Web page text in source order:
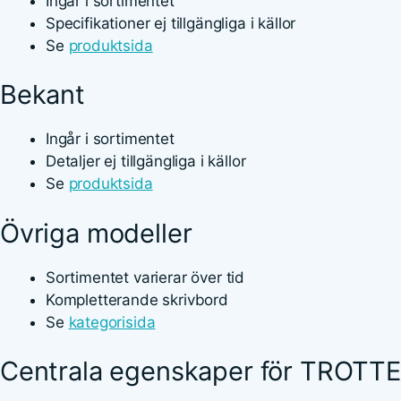
Specifikationer ej tillgängliga i källor
Se produktsida
Bekant
Ingår i sortimentet
Detaljer ej tillgängliga i källor
Se produktsida
Övriga modeller
Sortimentet varierar över tid
Kompletterande skrivbord
Se kategorisida
Centrala egenskaper för